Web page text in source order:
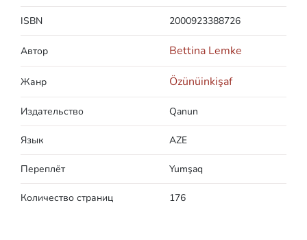
ISBN 2000923388726
Автор Bettina Lemke
Жанр Özünüinkişaf
Издательство Qanun
Язык AZE
Переплёт Yumşaq
Количество страниц 176